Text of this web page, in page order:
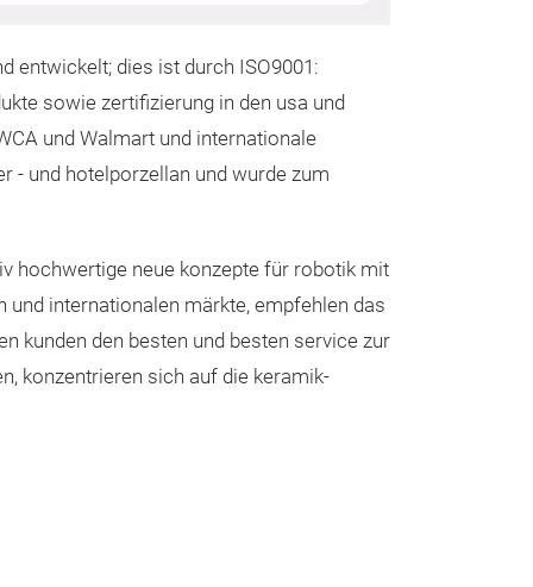
entwickelt; dies ist durch ISO9001:
sowie zertifizierung in den usa und
und Walmart und internationale
- und hotelporzellan und wurde zum
hochwertige neue konzepte für robotik mit
internationalen märkte, empfehlen das
kunden den besten und besten service zur
konzentrieren sich auf die keramik-